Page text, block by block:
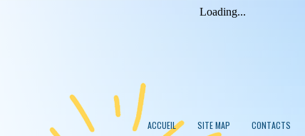
ACCUEIL SITE MAP CONTACTS